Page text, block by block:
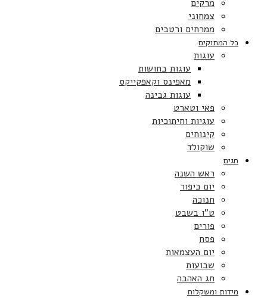
מרקים
צמחוני
ממרחים ורטבים
כל המתוקים
עוגות
עוגות בחושות
מאפינס וקאפקייקס
עוגות גבינה
פאי וטארט
עוגיות וחיתוכיות
קינוחים
שוקולד
חגים
ראש השנה
יום כיפור
חנוכה
ט”ו בשבט
פורים
פסח
יום העצמאות
שבועות
חג האהבה
מידות ומשקלות